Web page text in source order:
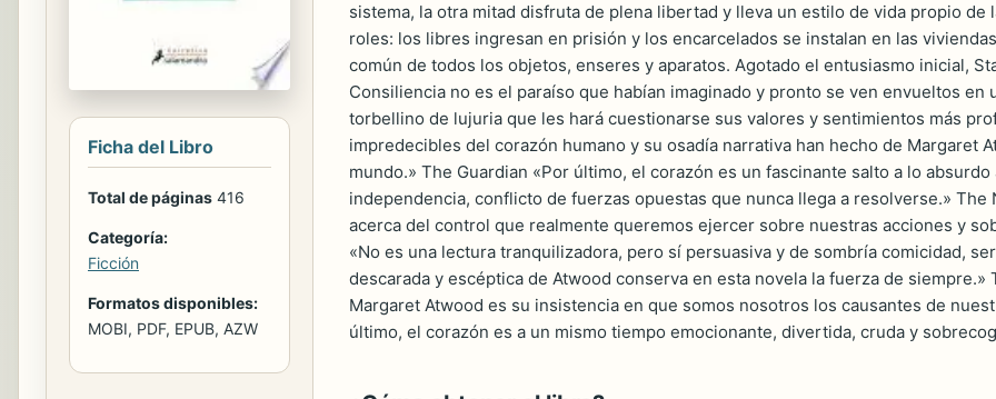
Ficha del Libro
Total de páginas 416
Categoría:
Ficción
Formatos disponibles:
MOBI, PDF, EPUB, AZW
sistema, la otra mitad disfruta de plena libertad y lleva un estilo de vida propio de
roles: los libres ingresan en prisión y los encarcelados se instalan en las
común de todos los objetos, enseres y aparatos. Agotado el entusiasmo inicial,
Consiliencia no es el paraíso que habían imaginado y pronto se ven envueltos
torbellino de lujuria que les hará cuestionarse sus valores y sentimientos más
impredecibles del corazón humano y su osadía narrativa han hecho de Margaret
mundo.» The Guardian «Por último, el corazón es un fascinante salto a lo
independencia, conflicto de fuerzas opuestas que nunca llega a resolverse.»
acerca del control que realmente queremos ejercer sobre nuestras acciones y
«No es una lectura tranquilizadora, pero sí persuasiva y de sombría comicidad,
descarada y escéptica de Atwood conserva en esta novela la fuerza de
Margaret Atwood es su insistencia en que somos nosotros los causantes de
último, el corazón es a un mismo tiempo emocionante, divertida, cruda y